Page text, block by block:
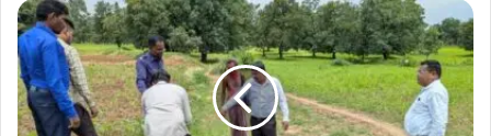
तेज रफ्तार टैंकर ने स्कूटी सवार तीन बच्चों को
कुचला, सगे भाई-बहन की मौत; आक्रोशित
ग्रामीणों ने हाईवे किया जाम